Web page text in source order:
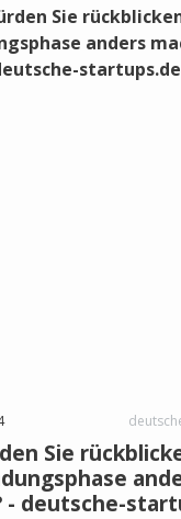
Sie
- deutsche-